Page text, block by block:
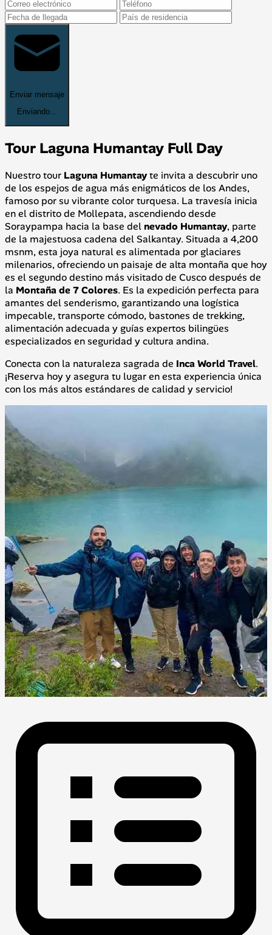
Enviar mensaje
Enviando...
Tour Laguna Humantay Full Day
Nuestro tour Laguna Humantayte invita a descubrir uno
de los espejos de agua más enigmáticos de los Andes,
famoso por su vibrante color turquesa. La travesía inicia
en el distrito de Mollepata, ascendiendo desde
Soraypampa hacia la base del nevado Humantay, parte
de la majestuosa cadena del Salkantay. Situada a 4,200
msnm, esta joya natural es alimentada por glaciares
milenarios, ofreciendo un paisaje de alta montaña que hoy
es el segundo destino más visitado de Cusco después de
la Montaña de 7 Colores. Es la expedición perfecta para
amantes del senderismo, garantizando una logística
impecable, transporte cómodo, bastones de trekking,
alimentación adecuada y guías expertos bilingües
especializados en seguridad y cultura andina.
Conecta con la naturaleza sagrada de Inca World Travel.
¡Reserva hoy y asegura tu lugar en esta experiencia única
con los más altos estándares de calidad y servicio!